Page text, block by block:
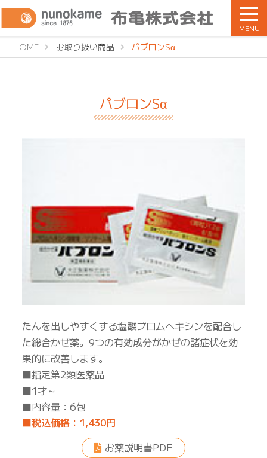
MENU
HOME お取り扱い商品 パブロンSα
パブロンSα
たんを出しやすくする塩酸ブロムヘキシンを配合し
た総合かぜ薬。9つの有効成分がかぜの諸症状を効
果的に改善します。
■指定第2類医薬品
■1才～
■内容量：6包
■税込価格：1,430円
お薬説明書PDF